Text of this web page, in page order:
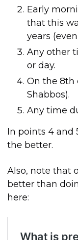
Early
that this
years
Any other
or day.
On the 8th
Shabbos).
Any time
In points 4 and
the better.
Also, note that
better than
here: